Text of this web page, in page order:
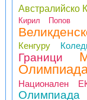
Австралийско
Кирил Попов
Кенгуру
Граници
Национален
Олимпиада